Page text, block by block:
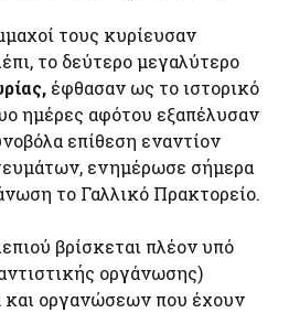
τους κυρίευσαν
το δεύτερο μεγαλύτερο
έφθασαν ως το ιστορικό
ημέρες αφότου εξαπέλυσαν
επίθεση εναντίον
ενημέρωσε σήμερα
το Γαλλικό Πρακτορείο.
βρίσκεται πλέον υπό
οργάνωσης)
και οργανώσεων που έχουν